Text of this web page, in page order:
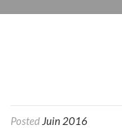
Posted Juin 2016